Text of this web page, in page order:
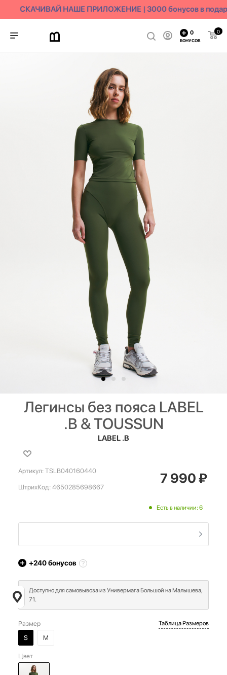
СКАЧИВАЙ НАШЕ ПРИЛОЖЕНИЕ | 3000 бонусов в
0
0
БОНУСОВ
Легинсы без пояса LABEL
.B & TOUSSUN
LABEL .B
Артикул: TSLB040160440
ШтрихКод: 4650285698667
7 990₽
Есть в наличии: 6
+240бонусов
Доступно для самовывоза из Универмага Большой на Малышева,
71.
Размер
S
M
Таблица Размеров
Цвет